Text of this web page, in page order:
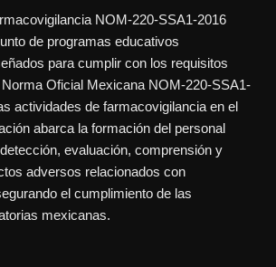
NOM-220-SSA1-2016
de programas educativos
para cumplir con los requisitos
Oficial Mexicana NOM-220-SSA1-
actividades de farmacovigilancia en el
abarca la formación del personal
evaluación, comprensión y
adversos relacionados con
el cumplimiento de las
mexicanas.